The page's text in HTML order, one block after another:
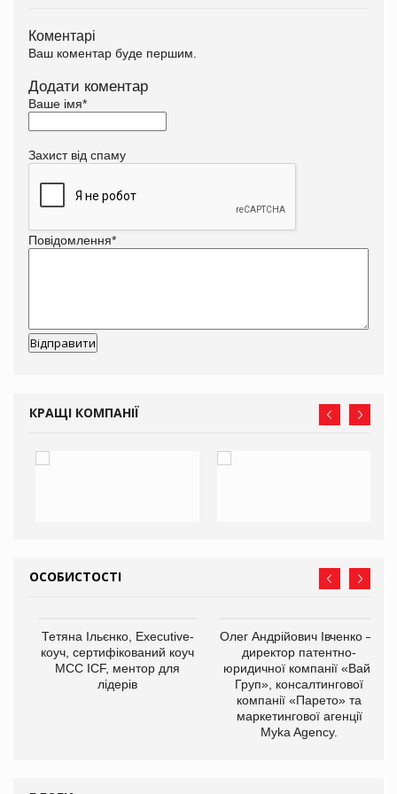
Коментарі
Ваш коментар буде першим.
Додати коментар
Ваше імя*
Захист від спаму
Повідомлення*
КРАЩІ КОМПАНІЇ
ОСОБИСТОСТІ
Тетяна Ільєнко, Executive-
коуч, сертифікований коуч
МСС ICF, ментор для
лідерів
Олег Андрійович Івченко —
директор патентно-
юридичної компанії «Вайз
Груп», консалтингової
компанії «Парето» та
маркетингової агенції
Myka Agency.